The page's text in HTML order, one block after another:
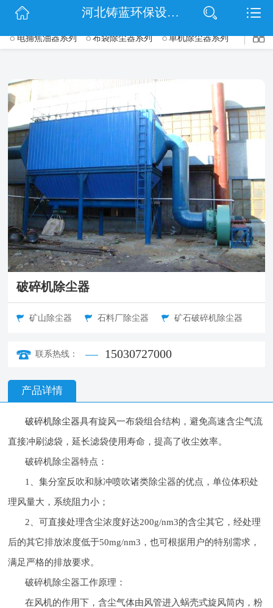
$(function() { $('.wrapper').navbarscroll(); });
网站首页
产品展示
扫码关注
联系我们
河北铸蓝环保设备有限公司
电捕焦油器系列 布袋除尘器系列 单机除尘器系列
木工除尘器系列 矿山除尘器系列 仓顶除尘器系列
滤筒除尘器系列 钢厂除尘器系列 脱硫脱硝除尘设备系列
UV光氧净化器系列 等离子净化器系列 催化燃烧设备系列
除尘配件系列
破碎机除尘器
矿山除尘器 石料厂除尘器 矿石破碎机除尘器
联系热线： 15030727000
产品详情
破碎机除尘器具有旋风一布袋组合结构，避免高速含尘气流
直接冲刷滤袋，延长滤袋使用寿命，提高了收尘效率。
破碎机除尘器特点：
1、集分室反吹和脉冲喷吹诸类除尘器的优点，单位体积处
理风量大，系统阻力小；
2、可直接处理含尘浓度好达200g/nm3的含尘其它，经处理
后的其它排放浓度低于50mg/nm3，也可根据用户的特别需求，
满足严格的排放要求。
破碎机除尘器工作原理：
在风机的作用下，含尘气体由风管进入蜗壳式旋风筒内，粉